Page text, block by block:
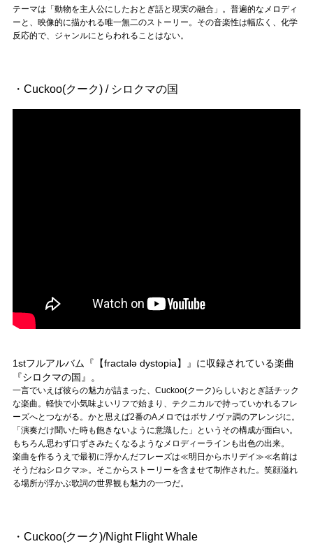
Follow us
テーマは「動物を主人公にしたおとぎ話と現実の融合」。普遍的なメロディ
ーと、映像的に描かれる唯一無二のストーリー。その音楽性は幅広く、化学
反応的で、ジャンルにとらわれることはない。
・Cuckoo(クーク) / シロクマの国
1stフルアルバム『【fractalə dystopia】』に収録されている楽曲
『シロクマの国』。
一言でいえば彼らの魅力が詰まった、Cuckoo(クーク)らしいおとぎ話チック
な楽曲。軽快で小気味よいリフで始まり、テクニカルで持っていかれるフレ
ーズへとつながる。かと思えば2番のAメロではボサノヴァ調のアレンジに。
「演奏だけ聞いた時も飽きないように意識した」というその構成が面白い。
もちろん思わず口ずさみたくなるようなメロディーラインも出色の出来。
楽曲を作るうえで最初に浮かんだフレーズは≪明日からホリデイ≫≪名前は
そうだねシロクマ≫。そこからストーリーを含ませて制作された。笑顔溢れ
る場所が浮かぶ歌詞の世界観も魅力の一つだ。
・Cuckoo(クーク)/Night Flight Whale